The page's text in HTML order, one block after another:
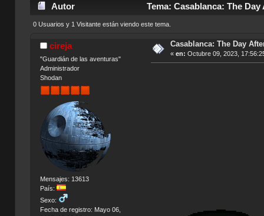
Autor Tema: Casablanca: The
0 Usuarios y 1 Visitante están viendo este tema.
cireja
"Guardián de las aventuras"
Administrador
Shodan
Mensajes: 13613
País:
Sexo:
Fecha de registro: Mayo 06,
Casablanca: The Day
« en: Octubre 09, 2023,